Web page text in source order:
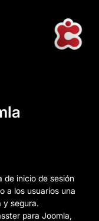
de inicio de sesión
a los usuarios una
y segura.
para Joomla,